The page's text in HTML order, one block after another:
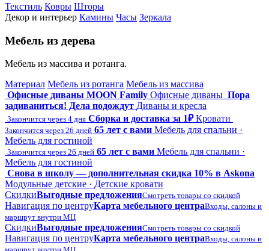
Текстиль Ковры Шторы
Декор и интерьер Камины Часы Зеркала
Мебель из дерева
Мебель из массива и ротанга.
Материал Мебель из ротанга Мебель из массива
Офисные диваны MOON Family Офисные диваны Пора
задиваниться! Дела подождут Диваны и кресла
Закончится через 4 дня Сборка и доставка за 1₽ Кровати
Закончится через 26 дней 65 лет с вами Мебель для спальни ·
Мебель для гостиной
Закончится через 26 дней 65 лет с вами Мебель для спальни ·
Мебель для гостиной
Снова в школу — дополнительная скидка 10% в Askona
Модульные детские · Детские кровати
СкидкиВыгодные предложенияСмотреть товары со скидкой
Навигация по центруКарта мебельного центраВходы, салоны и
маршрут внутри МЦ
СкидкиВыгодные предложенияСмотреть товары со скидкой
Навигация по центруКарта мебельного центраВходы, салоны и